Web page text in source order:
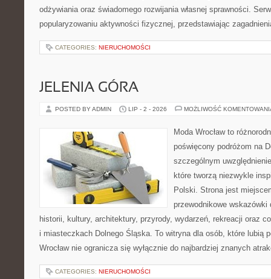
odżywiania oraz świadomego rozwijania własnej sprawności.
popularyzowaniu aktywności fizycznej, przedstawiając
CATEGORIES: NIERUCHOMOŚCI
JELENIA GÓRA
POSTED BY ADMIN LIP - 2 - 2026 MOŻLIWOŚĆ
Moda Wrocław to
poświęcony podróżom na
szczególnym
które tworzą niezwykle
Polski. Strona jest
przewodnikowe
historii, kultury, architektury, przyrody, wydarzeń, rekreacji oraz
i miasteczkach Dolnego Śląska. To witryna dla osób, które lubią
Wrocław nie ogranicza się wyłącznie do najbardziej znanych
CATEGORIES: NIERUCHOMOŚCI